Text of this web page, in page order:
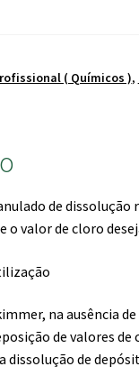
( Químicos ),
de dissolução
valor de cloro
na ausência
de valores de
dissolução de